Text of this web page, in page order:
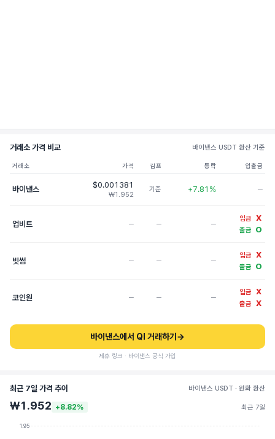
거래소 가격 비교 바이낸스 USDT 환산 기준
거래소 가격 김프 등락 입출금
바이낸스 $0.001381
₩1.952
기준 +7.81% ─
업비트 ─ ─ ─
입금 X
출금 O
빗썸 ─ ─ ─
입금 X
출금 O
코인원 ─ ─ ─
입금 X
출금 X
바이낸스에서 QI 거래하기 →
제휴 링크 · 바이낸스 공식 가입
최근 7일 가격 추이 바이낸스 USDT · 원화 환산
₩1.952 +8.82% 최근 7일
1.95